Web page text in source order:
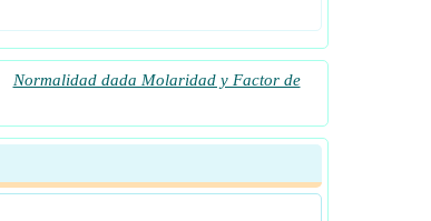
Normalidad dada Molaridad y Factor de